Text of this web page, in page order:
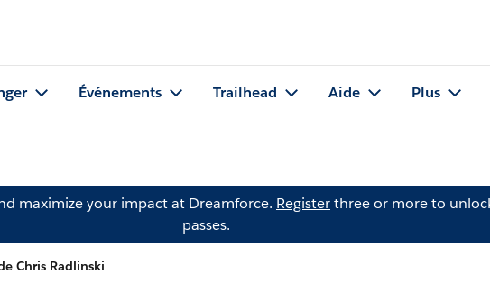
Événements Trailhead Aide Plus
maximize your impact at Dreamforce. Registerthree or more to
passes.
Chris Radlinski